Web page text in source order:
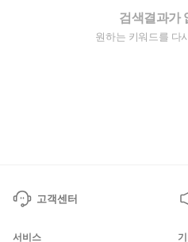
검색결과가
원하는 키워드를 다
고객센터
서비스